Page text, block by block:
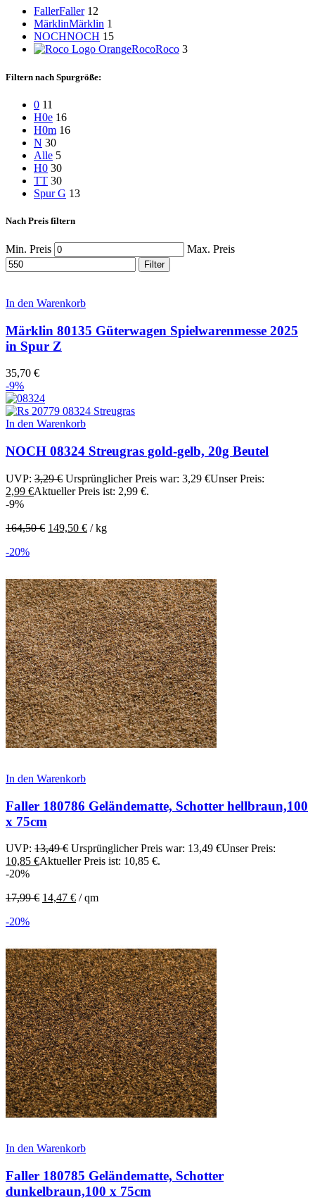
FallerFaller 12
MärklinMärklin 1
NOCHNOCH 15
RocoRoco 3
Filtern nach Spurgröße:
0 11
H0e 16
H0m 16
N 30
Alle 5
H0 30
TT 30
Spur G 13
Nach Preis filtern
Min. Preis Max. Preis
Filter
In den Warenkorb
Märklin 80135 Güterwagen Spielwarenmesse 2025
in Spur Z
35,70 €
-9%
In den Warenkorb
NOCH 08324 Streugras gold-gelb, 20g Beutel
UVP: 3,29€ Ursprünglicher Preis war: 3,29 €Unser Preis:
2,99 €Aktueller Preis ist: 2,99 €.
-9%
164,50€ 149,50 € /kg
-20%
In den Warenkorb
Faller 180786 Geländematte, Schotter hellbraun,100
x 75cm
UVP: 13,49€ Ursprünglicher Preis war: 13,49 €Unser Preis:
10,85 €Aktueller Preis ist: 10,85 €.
-20%
17,99€ 14,47 € /qm
-20%
In den Warenkorb
Faller 180785 Geländematte, Schotter
dunkelbraun,100 x 75cm